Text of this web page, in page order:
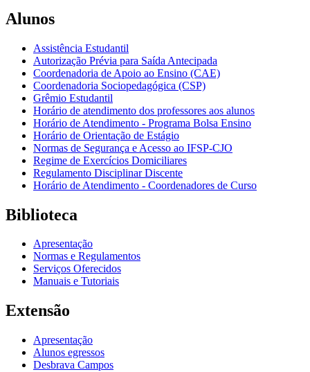
Alunos
Assistência Estudantil
Autorização Prévia para Saída Antecipada
Coordenadoria de Apoio ao Ensino (CAE)
Coordenadoria Sociopedagógica (CSP)
Grêmio Estudantil
Horário de atendimento dos professores aos alunos
Horário de Atendimento - Programa Bolsa Ensino
Horário de Orientação de Estágio
Normas de Segurança e Acesso ao IFSP-CJO
Regime de Exercícios Domiciliares
Regulamento Disciplinar Discente
Horário de Atendimento - Coordenadores de Curso
Biblioteca
Apresentação
Normas e Regulamentos
Serviços Oferecidos
Manuais e Tutoriais
Extensão
Apresentação
Alunos egressos
Desbrava Campos